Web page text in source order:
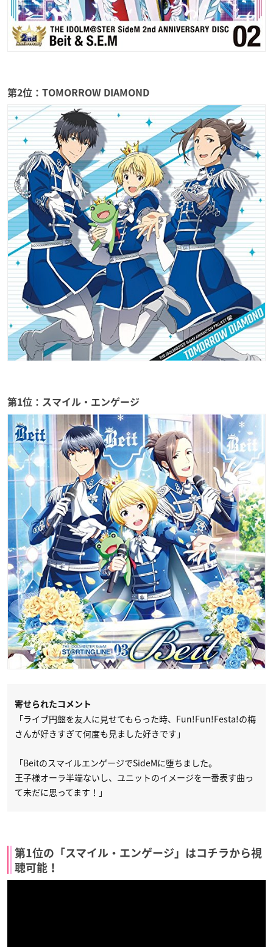
第2位：TOMORROW DIAMOND
第1位：スマイル・エンゲージ
寄せられたコメント
「ライブ円盤を友人に見せてもらった時、Fun!Fun!Festa!の梅
さんが好きすぎて何度も見ました好きです」
「BeitのスマイルエンゲージでSideMに堕ちました。
王子様オーラ半端ないし、ユニットのイメージを一番表す曲っ
て未だに思ってます！」
第1位の「スマイル・エンゲージ」はコチラから視
聴可能！